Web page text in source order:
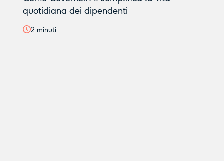
quotidiana dei dipendenti
2 minuti